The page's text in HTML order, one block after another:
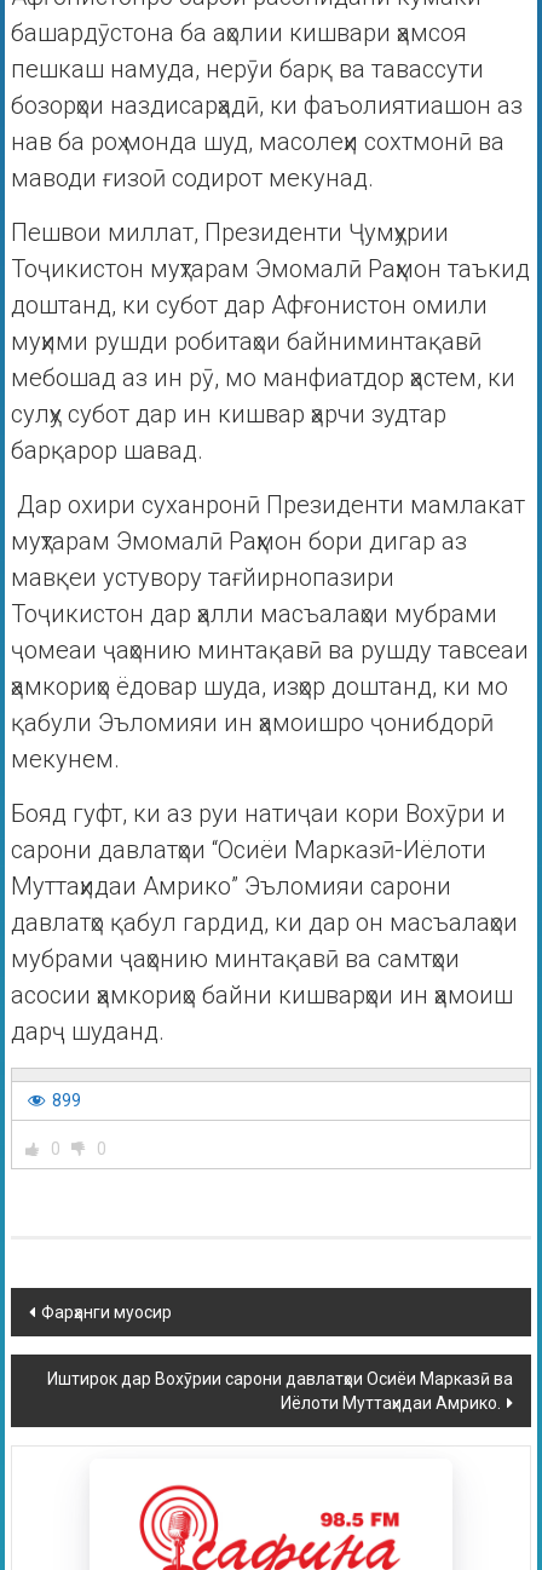
башардӯстона ба аҳолии кишвари ҳамсоя
пешкаш намуда, нерӯи барқ ва тавассути
бозорҳои наздисарҳадӣ, ки фаъолиятиашон аз
нав ба роҳ монда шуд, масолеҳи сохтмонӣ ва
маводи ғизоӣ содирот мекунад.
Пешвои миллат, Президенти Ҷумҳурии
Тоҷикистон муҳтарам Эмомалӣ Раҳмон таъкид
доштанд, ки субот дар Афғонистон омили
муҳими рушди робитаҳои байниминтақавӣ
мебошад аз ин рӯ, мо манфиатдор ҳастем, ки
сулҳу субот дар ин кишвар ҳарчи зудтар
барқарор шавад.
Дар охири суханронӣ Президенти мамлакат
муҳтарам Эмомалӣ Раҳмон бори дигар аз
мавқеи устувору тағйирнопазири
Тоҷикистон дар ҳалли масъалаҳои мубрами
ҷомеаи ҷаҳонию минтақавӣ ва рушду тавсеаи
ҳамкориҳо ёдовар шуда, изҳор доштанд, ки мо
қабули Эъломияи ин ҳамоишро ҷонибдорӣ
мекунем.
Бояд гуфт, ки аз руи натиҷаи кори Вохӯри и
сарони давлатҳои “Осиёи Марказӣ-Иёлоти
Муттаҳидаи Амрико” Эъломияи сарони
давлатҳо қабул гардид, ки дар он масъалаҳои
мубрами ҷаҳонию минтақавӣ ва самтҳои
асосии ҳамкориҳо байни кишварҳои ин ҳамоиш
дарҷ шуданд.
899
0 0
Фарҳанги муосир
Иштирок дар Вохӯрии сарони давлатҳои Осиёи Марказӣ ва
Иёлоти Муттаҳидаи Амрико.